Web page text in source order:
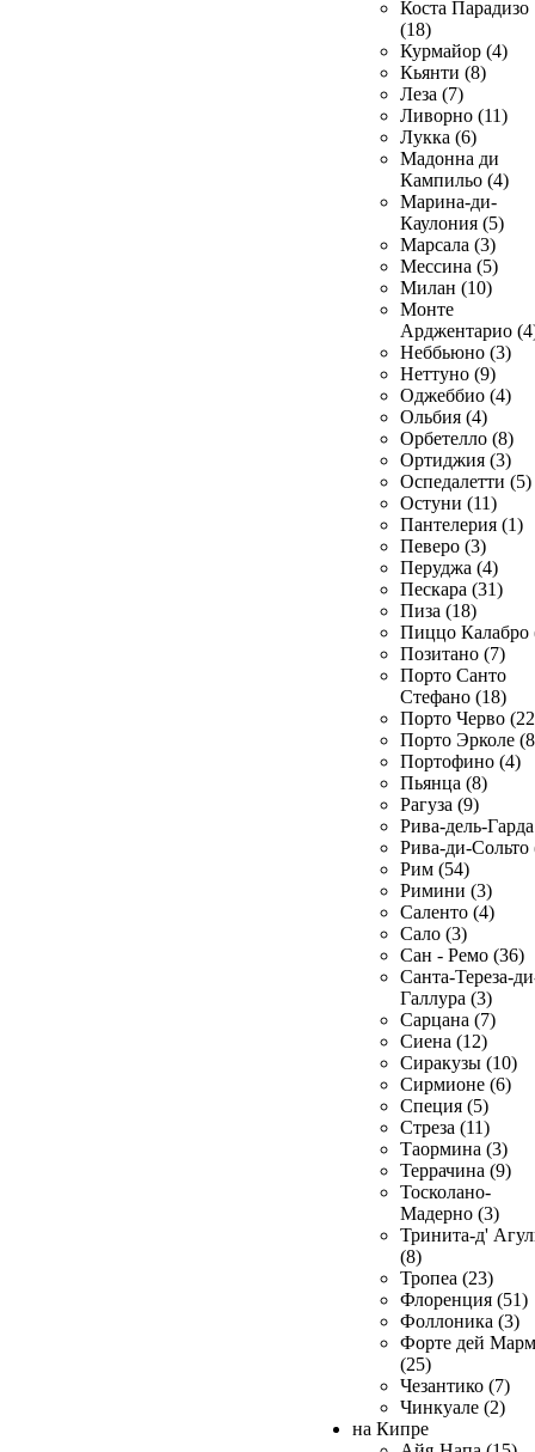
Коста Парадизо
(18)
Курмайор (4)
Кьянти (8)
Леза (7)
Ливорно (11)
Лукка (6)
Мадонна ди
Кампильо (4)
Марина-ди-
Каулония (5)
Марсала (3)
Мессина (5)
Милан (10)
Монте
Арджентарио
Неббьюно (3)
Неттуно (9)
Оджеббио (4)
Ольбия (4)
Орбетелло (8)
Ортиджия (3)
Оспедалетти (5)
Остуни (11)
Пантелерия (1)
Певеро (3)
Перуджа (4)
Пескара (31)
Пиза (18)
Пиццо Калабро
Позитано (7)
Порто Санто
Стефано (18)
Порто Черво
Порто Эрколе
Портофино (4)
Пьянца (8)
Рагуза (9)
Рива-дель-
Рива-ди-Сольто
Рим (54)
Римини (3)
Саленто (4)
Сало (3)
Сан - Ремо (36)
Санта-Тереза-
Галлура (3)
Сарцана (7)
Сиена (12)
Сиракузы (10)
Сирмионе (6)
Специя (5)
Стреза (11)
Таормина (3)
Террачина (9)
Тосколано-
Мадерно (3)
Тринита-д'
(8)
Тропеа (23)
Флоренция (51)
Фоллоника (3)
Форте дей
(25)
Чезантико (7)
Чинкуале (2)
на Кипре